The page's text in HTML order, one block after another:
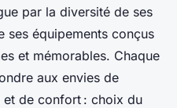
par la diversité de ses
ses équipements conçus
et mémorables. Chaque
aux envies de
et de confort : choix du